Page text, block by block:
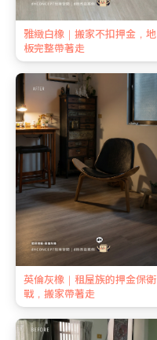
雅緻白橡｜搬家不扣押金，地
板完整帶著走
英倫灰橡｜租屋族的押金保衛
戰，搬家帶著走